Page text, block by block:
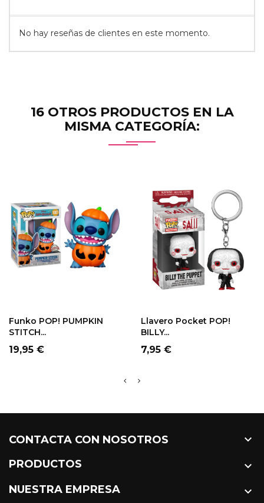
No hay reseñas de clientes en este momento.
16 OTROS PRODUCTOS EN LA
MISMA CATEGORÍA:
Funko POP! PUMPKIN
STITCH...
Precio
19,95 €
Llavero Pocket POP!
BILLY...
Precio
7,95 €
CONTACTA CON NOSOTROS 
PRODUCTOS 
NUESTRA EMPRESA 